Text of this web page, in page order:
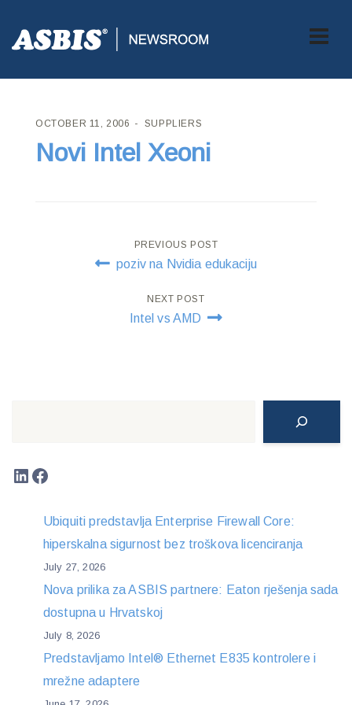
ASBIS CROATIA >SUPPLIERS > NOVI INTEL XEONI
OCTOBER 11, 2006 SUPPLIERS
Novi Intel Xeoni
navigation
PREVIOUS POST
poziv na Nvidia edukaciju
NEXT POST
Intel vs AMD
LinkedIn
Facebook
Ubiquiti predstavlja Enterprise Firewall Core:
hiperskalna sigurnost bez troškova licenciranja
July 27, 2026
Nova prilika za ASBIS partnere: Eaton rješenja sada
dostupna u Hrvatskoj
July 8, 2026
Predstavljamo Intel® Ethernet E835 kontrolere i
mrežne adaptere